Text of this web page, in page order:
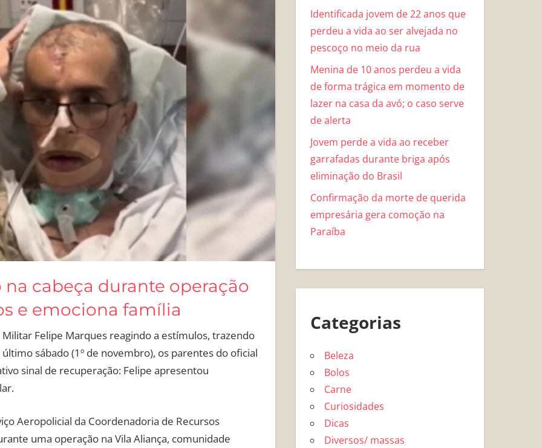
cabeça durante operação
e emociona família
Felipe Marques reagindo a estímulos, trazendo
sábado (1º de novembro), os parentes do oficial
sinal de recuperação: Felipe apresentou
Aeropolicial da Coordenadoria de Recursos
uma operação na Vila Aliança, comunidade
Identificada jovem de 22 anos que
perdeu a vida ao ser alvejada no
pescoço no meio da rua
Menina de 10 anos perdeu a vida
de forma trágica em momento de
lazer na casa da avó; o caso serve
de alerta
Jovem perde a vida ao receber
garrafadas durante briga após
eliminação do Brasil
Confirmação da morte de querida
empresária gera comoção na
Paraíba
Categorias
Beleza
Bolos
Carne
Curiosidades
Dicas
Diversos/ massas